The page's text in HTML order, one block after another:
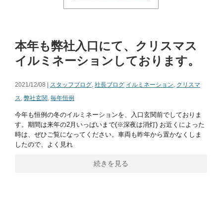
本年も弊社入口にて、クリスマス
イルミネーションしております。
2021/12/08 | スタッフブログ, 社長ブログ イルミネーション, クリスマ
ス, 弊社玄関, 毎年恒例
今年も恒例の冬のイルミネーションを、入口玄関前でしておりま
す。期間は来年の2月いっぱいまで(※深夜は消灯) お近くによった
時は、ぜひご覧になってください。車両も昨年から置かなくしま
したので、よく見れ
続きを見る